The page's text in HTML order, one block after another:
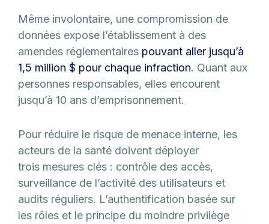
Même involontaire, une compromission de
données expose l’établissement à des
amendes réglementaires pouvant aller jusqu’à
1,5 million $ pour chaque infraction. Quant aux
personnes responsables, elles encourent
jusqu’à 10 ans d’emprisonnement.
Pour réduire le risque de menace interne, les
acteurs de la santé doivent déployer
trois mesures clés : contrôle des accès,
surveillance de l’activité des utilisateurs et
audits réguliers. L’authentification basée sur
les rôles et le principe du moindre privilège